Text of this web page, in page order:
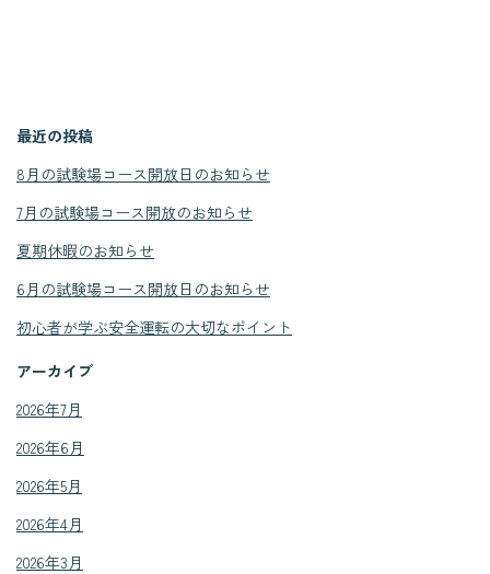
最近の投稿
8月の試験場コース開放日のお知らせ
7月の試験場コース開放のお知らせ
夏期休暇のお知らせ
6月の試験場コース開放日のお知らせ
初心者が学ぶ安全運転の大切なポイント
アーカイブ
2026年7月
2026年6月
2026年5月
2026年4月
2026年3月